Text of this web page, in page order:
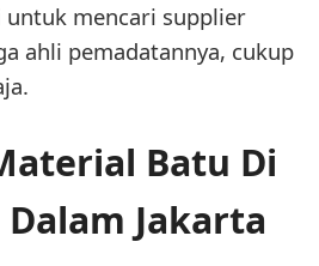
mencari supplier
ahli pemadatannya, cukup
Batu Di
Jakarta